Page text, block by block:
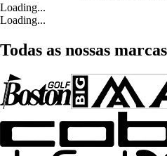
Loading...
Loading...
Todas as nossas marcas